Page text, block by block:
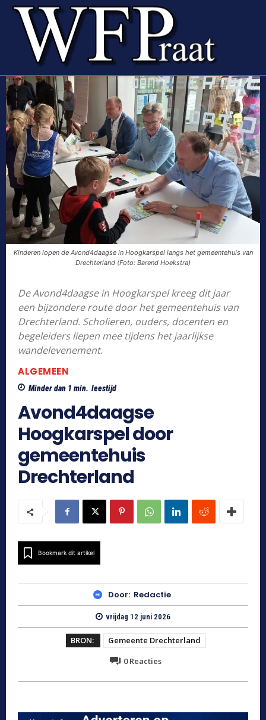
Kinderen lopen de Avond4daagse in Hoogkarspel langs het gemeentehuis van
Drechterland (Foto: Barend Hoekstra)
De Avond4daagse in Hoogkarspel kreeg dit jaar
een bijzondere route door het gemeentehuis van
Drechterland. Scholieren, ouders, docenten en
begeleiders liepen mee tijdens het jaarlijkse
wandelevenement.
ALGEMEEN
Minder dan 1 min. leestijd
Avond4daagse
Hoogkarspel door
gemeentehuis
Drechterland
Bookmark dit artikel
Door: Redactie
vrijdag 12 juni 2026
BRON:
Gemeente Drechterland
0Reacties